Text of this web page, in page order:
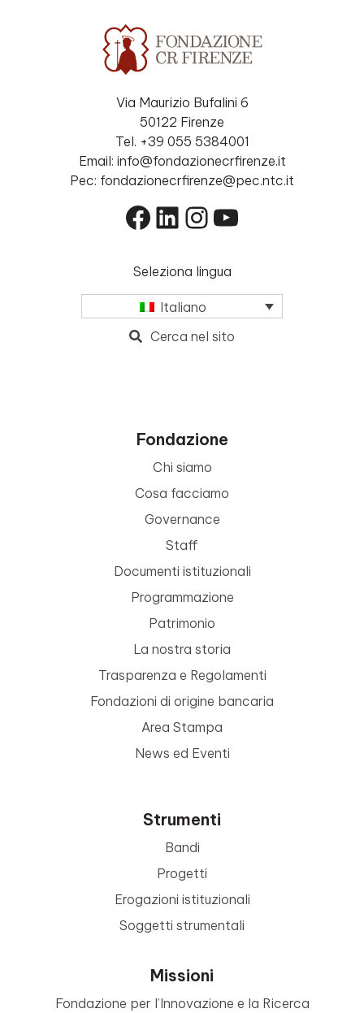
Via Maurizio Bufalini 6
50122 Firenze
Tel. +39 055 5384001
Email: info@fondazionecrfirenze.it
Pec: fondazionecrfirenze@pec.ntc.it
Facebook
LinkedIn
Instagram
YouTube
Seleziona lingua
Italiano
Cerca nel sito
Fondazione
Chi siamo
Cosa facciamo
Governance
Staff
Documenti istituzionali
Programmazione
Patrimonio
La nostra storia
Trasparenza e Regolamenti
Fondazioni di origine bancaria
Area Stampa
News ed Eventi
Strumenti
Bandi
Progetti
Erogazioni istituzionali
Soggetti strumentali
Missioni
Fondazione per l’Innovazione e la Ricerca